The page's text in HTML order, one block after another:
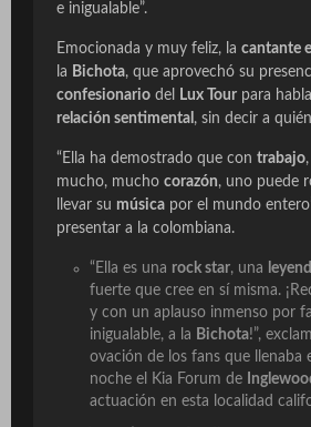
e inigualable”.
Emocionada y muy feliz, la cantante
la Bichota, que aprovechó su
confesionario del Lux Tour para
relación sentimental , sin decir a
“Ella ha demostrado que con trabajo
mucho, mucho corazón, uno puede
llevar su música por el mundo
presentar a la colombiana.
“Ella es una rock star, una
fuerte que cree en sí misma.
y con un aplauso inmenso por
inigualable, a la Bichota!”,
ovación de los fans que llenaba
noche el Kia Forum de
actuación en esta localidad